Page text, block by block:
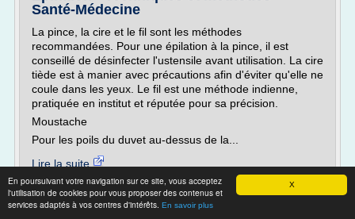
X
En poursuivant votre navigation sur ce site, vous acceptez
l'utilisation de cookies pour vous proposer des contenus et
services adaptés à vos centres d'intérêts. En savoir plus
Santé-Médecine
La pince, la cire et le fil sont les méthodes
recommandées. Pour une épilation à la pince, il est
conseillé de désinfecter l'ustensile avant utilisation. La cire
tiède est à manier avec précautions afin d'éviter qu'elle ne
coule dans les yeux. Le fil est une méthode indienne,
pratiquée en institut et réputée pour sa précision.
Moustache
Pour les poils du duvet au-dessus de la...
Lire la suite
Date:2017-11-17 10:21:14
Site :http://sante-medecine.journaldesfemmes.com